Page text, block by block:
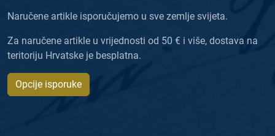
Naručene artikle isporučujemo u sve zemlje svijeta.
Za naručene artikle u vrijednosti od 50 € i više, dostava na
teritoriju Hrvatske je besplatna.
Opcije isporuke